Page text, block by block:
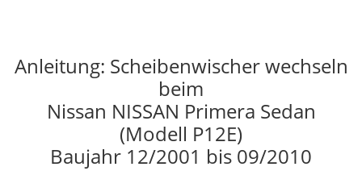
Anleitung: Scheibenwischer wechseln
beim
Nissan NISSAN Primera Sedan
(Modell P12E)
Baujahr 12/2001 bis 09/2010